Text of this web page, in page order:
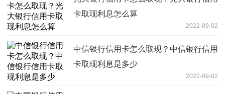
卡取现利息怎么算
2022-09-02
中信银行信用卡怎么取现？中信银行信用
卡取现利息是多少
2022-09-02